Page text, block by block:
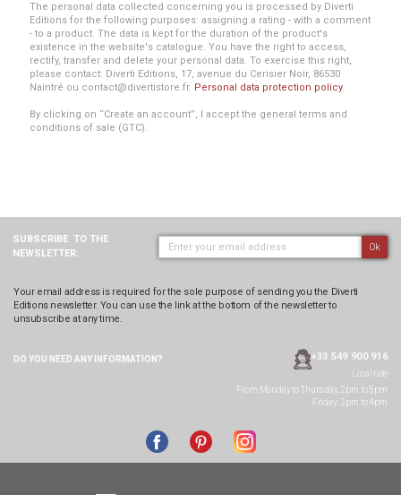
The personal data collected concerning you is processed by Diverti
Editions for the following purposes: assigning a rating - with a comment
- to a product. The data is kept for the duration of the product's
existence in the website's catalogue. You have the right to access,
rectify, transfer and delete your personal data. To exercise this right,
please contact: Diverti Editions, 17, avenue du Cerisier Noir, 86530
Naintré ou contact@divertistore.fr. Personal data protection policy.
By clicking on “Create an account”, I accept the general terms and
conditions of sale (GTC).
SUBSCRIBE TO THE
NEWSLETTER:
Ok
Your email address is required for the sole purpose of sending you the Diverti
Editions newsletter. You can use the link at the bottom of the newsletter to
unsubscribe at any time.
DO YOU NEED ANY INFORMATION? +33 549 900 916
Local rate
From Monday to Thursday, 2pm to 5pm
Friday: 2pm to 4pm